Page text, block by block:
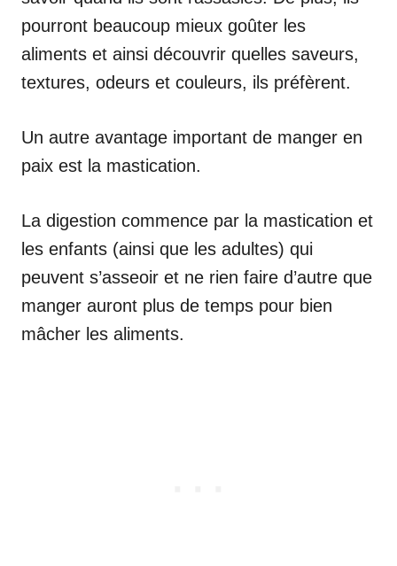
pourront beaucoup mieux goûter les
aliments et ainsi découvrir quelles saveurs,
textures, odeurs et couleurs, ils préfèrent.
Un autre avantage important de manger en
paix est la mastication.
La digestion commence par la mastication et
les enfants (ainsi que les adultes) qui
peuvent s’asseoir et ne rien faire d’autre que
manger auront plus de temps pour bien
mâcher les aliments.